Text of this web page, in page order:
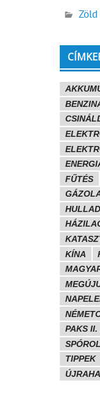
FŰTÉS
KÍNA
PAKS II.
TIPPEK